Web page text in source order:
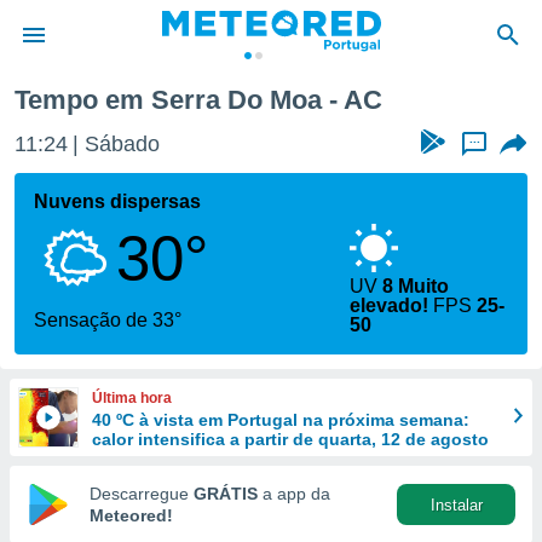
da
foi
fornecidas
a este
das
e
forma
digital
Tempo em Serra Do Moa - AC
11:24 Sábado ...
Nuvens dispersas
30°
Sensação de 33°
UV8 Muito
elevado! FPS25-
50
Última hora
40 ºC à vista em Portugal na próxima semana:
calor intensifica a partir de quarta, 12 de agosto
Descarregue GRÁTIS a app da
Meteored!
Instalar